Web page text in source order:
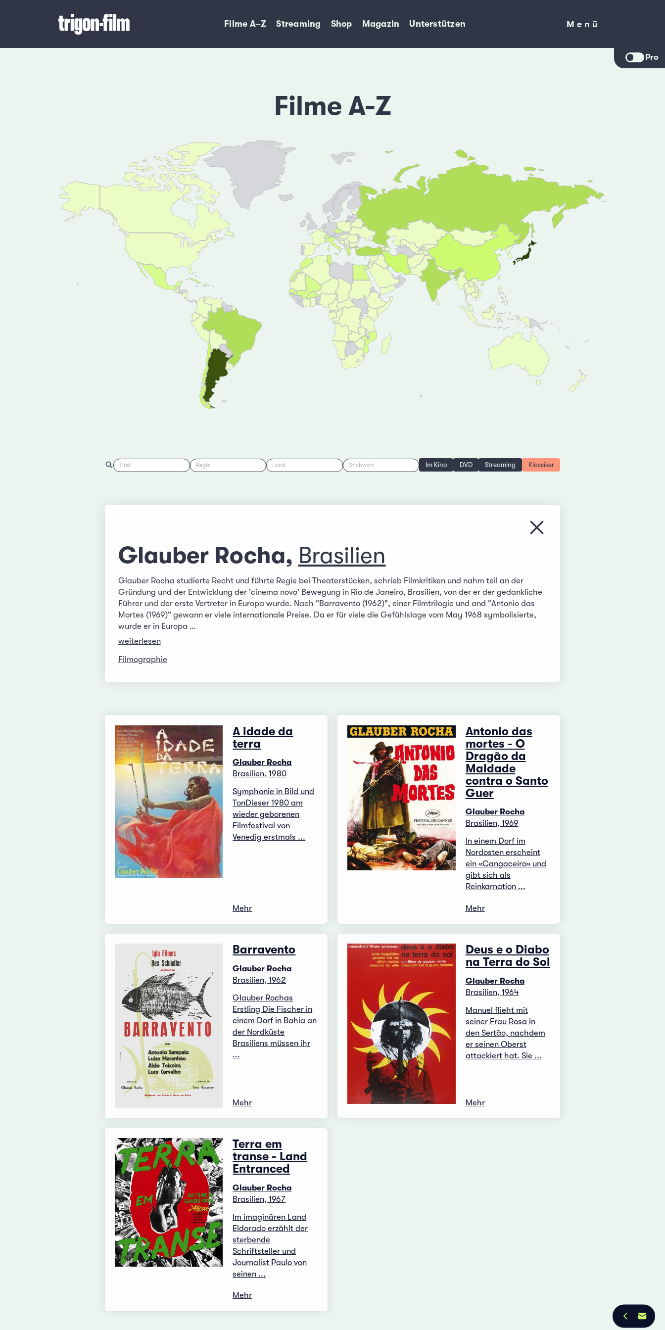
Filme A–Z Streaming Shop Magazin Unterstützen
Menü
Menü
Pro
Filme A-Z
Titel Regie Land Stichwort Im Kino DVD Streaming Klassiker
Menü schliessen
Glauber Rocha, Brasilien
Glauber Rocha studierte Recht und führte Regie bei Theaterstücken, schrieb Filmkritiken und nahm teil an der
Gründung und der Entwicklung der 'cinema novo' Bewegung in Rio de Janeiro, Brasilien, von der er der gedankliche
Führer und der erste Vertreter in Europa wurde. Nach "Barravento (1962)", einer Filmtrilogie und and "Antonio das
Mortes (1969)" gewann er viele internationale Preise. Da er für viele die Gefühlslage vom May 1968 symbolisierte,
wurde er in Europa …
weiterlesen
Filmographie
A idade da
terra
Glauber Rocha
Brasilien, 1980
Symphonie in Bild und
TonDieser 1980 am
wieder geborenen
Filmfestival von
Venedig erstmals ...
Mehr
Antonio das
mortes - O
Dragão da
Maldade
contra o Santo
Guer
Glauber Rocha
Brasilien, 1969
In einem Dorf im
Nordosten erscheint
ein «Cangaceiro» und
gibt sich als
Reinkarnation ...
Mehr
Barravento
Glauber Rocha
Brasilien, 1962
Glauber Rochas
Erstling Die Fischer in
einem Dorf in Bahia an
der Nordküste
Brasiliens müssen ihr
...
Mehr
Deus e o Diabo
na Terra do Sol
Glauber Rocha
Brasilien, 1964
Manuel flieht mit
seiner Frau Rosa in
den Sertão, nachdem
er seinen Oberst
attackiert hat. Sie ...
Mehr
Terra em
transe - Land
Entranced
Glauber Rocha
Brasilien, 1967
Im imaginären Land
Eldorado erzählt der
sterbende
Schriftsteller und
Journalist Paulo von
seinen ...
Mehr